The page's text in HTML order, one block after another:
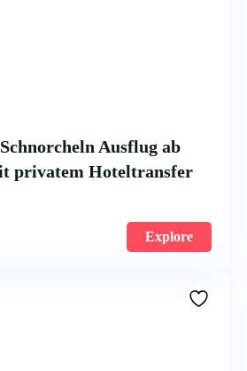
Ausflug ab
privatem Hoteltransfer
Explore